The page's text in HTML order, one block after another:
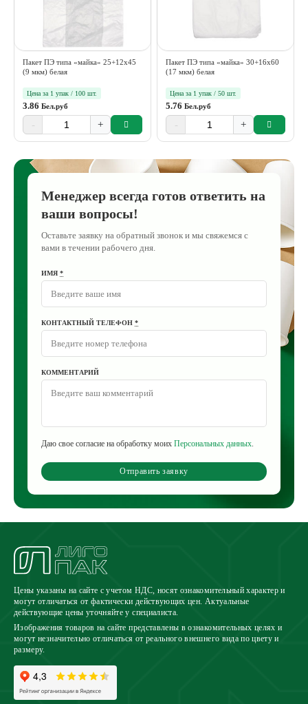
Пакет ПЭ типа «майка» 25+12х45
(9 мкм) белая
Цена за 1 упак / 100 шт.
3.86 Бел.руб
- +
Пакет ПЭ типа «майка» 30+16х60
(17 мкм) белая
Цена за 1 упак / 50 шт.
5.76 Бел.руб
- +
Менеджер всегда готов ответить на
ваши вопросы!
Оставьте заявку на обратный звонок и мы свяжемся с
вами в течении рабочего дня.
ИМЯ *
КОНТАКТНЫЙ ТЕЛЕФОН *
КОММЕНТАРИЙ
Даю свое согласие на обработку моих Персональных данных.
Отправить заявку
Цены указаны на сайте с учетом НДС, носят ознакомительный характер и
могут отличаться от фактически действующих цен. Актуальные
действующие цены уточняйте у специалиста.
Изображения товаров на сайте представлены в ознакомительных целях и
могут незначительно отличаться от реального внешнего вида по цвету и
размеру.